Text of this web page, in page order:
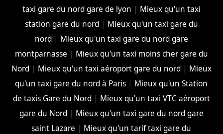
taxi gare du nord gare de lyon | Mieux qu'un taxi
station gare du nord| Mieux qu'un taxi gare du
nord| Mieux qu'un taxi gare du nord gare
montparnasse | Mieux qu'un taxi moins cher gare du
Nord| Mieux qu'un taxi aéroport gare du nord| Mieux
qu'un taxi gare du nord à Paris | Mieux qu'un Station
de taxis Gare du Nord| Mieux qu'un taxi VTC aéroport
gare du Nord| Mieux qu'un taxi gare du nord gare
saint Lazare | Mieux qu'un tarif taxi gare du